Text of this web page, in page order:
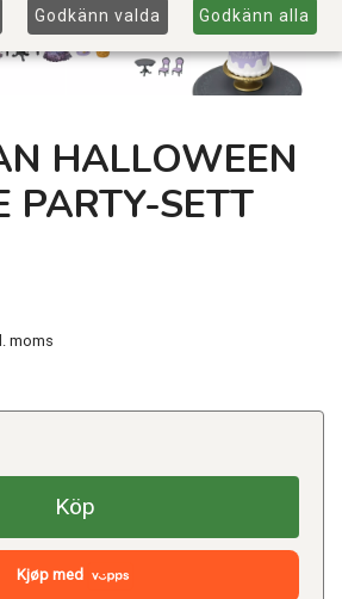
HALLOWEEN
PARTY-SETT
moms
Köp
Kjøp med
Godkänn valda Godkänn alla